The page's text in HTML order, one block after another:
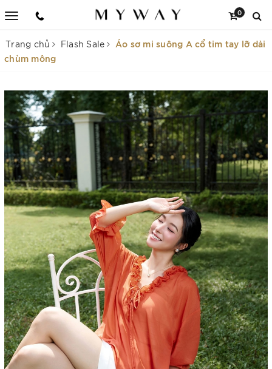
0
Trang chủ Flash Sale
Áo sơ mi suông A cổ tim tay lỡ dài
chùm mông